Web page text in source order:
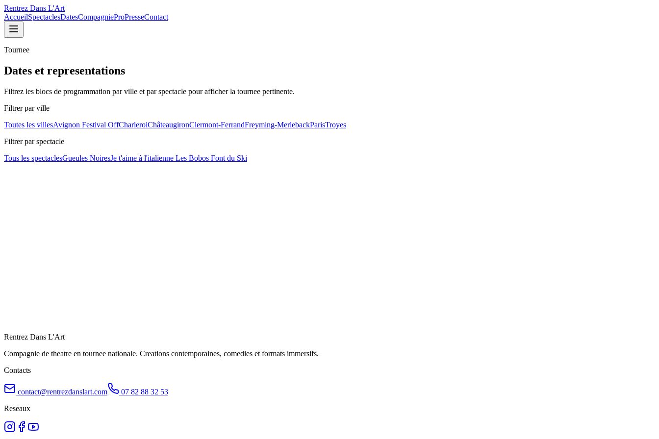
Rentrez Dans L'Art
AccueilSpectaclesDatesCompagnieProPresseContact
Tournee
Dates et representations
Filtrez les blocs de programmation par ville et par spectacle pour afficher la tournee pertinente.
Filtrer par ville
Toutes les villesAvignon Festival OffCharleroiChâteaugironClermont-FerrandFreyming-MerlebackParisTroyes
Filtrer par spectacle
Tous les spectaclesGueules NoiresJe t'aime à l'italienne Les Bobos Font du Ski
Rentrez Dans L'Art
Compagnie de theatre en tournee nationale. Creations contemporaines, comedies et formats immersifs.
Contacts
contact@rentrezdanslart.com
07 82 88 32 53
Reseaux